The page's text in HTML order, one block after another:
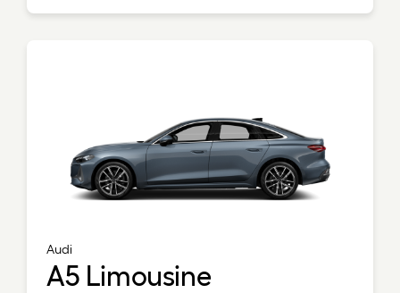
Audi
A5 Limousine